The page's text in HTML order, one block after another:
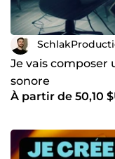
Je vais
sonore
À partir de 50,10